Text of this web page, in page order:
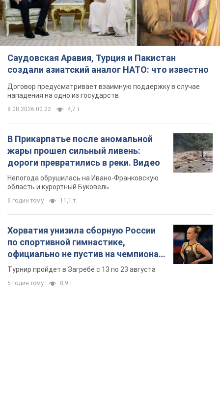
Саудовская Аравия, Турция и Пакистан
создали азиатский аналог НАТО: что известно
Договор предусматривает взаимную поддержку в случае
нападения на одно из государств
8.08.2026 00:22 4,7 т.
В Прикарпатье после аномальной
жары прошел сильный ливень:
дороги превратились в реки. Видео
Непогода обрушилась на Ивано-Франковскую
область и курортный Буковель
6 годин тому 11,1 т.
Хорватия унизила сборную России
по спортивной гимнастике,
официально не пустив на чемпионат
Европы основных спортсменов
Турнир пройдет в Загребе с 13 по 23 августа
5 годин тому 8,9 т.